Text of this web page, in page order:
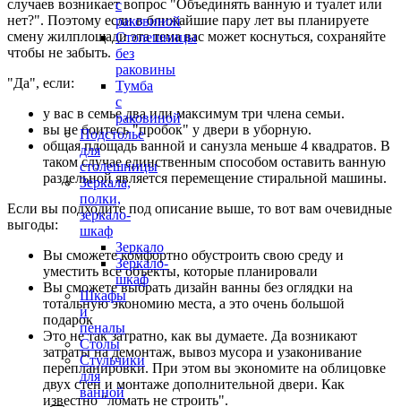
с
раковиной
Столешницы
без
раковины
Тумба
с
раковиной
Подстолье
для
столешницы
Зеркала,
полки,
зеркало-
шкаф
Зеркало
Зеркало-
шкаф
Шкафы
и
пеналы
Столы
Стульчики
для
ванной
случаев возникает вопрос "Объединять ванную и туалет или
нет?". Поэтому если в ближайшие пару лет вы планируете
смену жилплощади эта тема вас может коснуться, сохраняйте
чтобы не забыть.
"Да", если:
у вас в семье два или максимум три члена семьи.
вы не боитесь "пробок" у двери в уборную.
общая площадь ванной и санузла меньше 4 квадратов. В
таком случае единственным способом оставить ванную
раздельной является перемещение стиральной машины.
Если вы подходите под описание выше, то вот вам очевидные
выгоды:
Вы сможете комфортно обустроить свою среду и
уместить все объекты, которые планировали
Вы сможете выбрать дизайн ванны без оглядки на
тотальную экономию места, а это очень большой
подарок
Это не так затратно, как вы думаете. Да возникают
затраты на демонтаж, вывоз мусора и узаконивание
перепланировки. При этом вы экономите на облицовке
двух стен и монтаже дополнительной двери. Как
известно "ломать не строить".